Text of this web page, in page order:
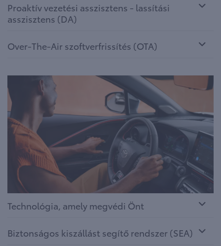
Proaktív vezetési asszisztens - lassítási
asszisztens (DA)
Over-The-Air szoftverfrissítés (OTA)
Technológia, amely megvédi Önt
Biztonságos kiszállást segítő rendszer (SEA)